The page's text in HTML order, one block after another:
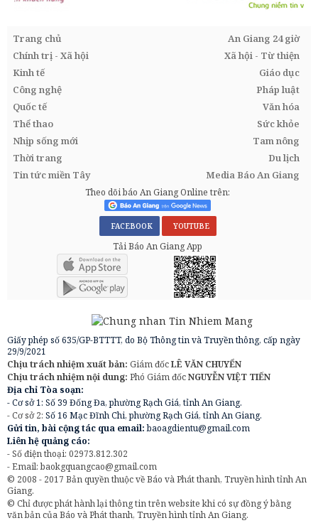
Trang chủ
An Giang 24 giờ
Chính trị - Xã hội
Xã hội - Từ thiện
Kinh tế
Giáo dục
Công nghệ
Pháp luật
Quốc tế
Văn hóa
Thể thao
Sức khỏe
Nhịp sống mới
Tam nông
Thời trang
Du lịch
Tin tức miền Tây
Media Báo An Giang
Theo dõi báo An Giang Online trên:
FACEBOOK YOUTUBE
Tải Báo An Giang App
Giấy phép số 635/GP-BTTTT, do Bộ Thông tin và Truyền thông, cấp ngày
29/9/2021
Chịu trách nhiệm xuất bản: Giám đốcLÊ VĂN CHUYỂN
Chịu trách nhiệm nội dung: Phó Giám đốcNGUYỄN VIỆT TIẾN
Địa chỉ Tòa soạn:
- Cơ sở 1: Số 39 Đống Đa, phường Rạch Giá, tỉnh An Giang.
- Cơ sở 2: Số 16 Mạc Đĩnh Chi, phường Rạch Giá, tỉnh An Giang.
Gửi tin, bài cộng tác qua email:baoagdientu@gmail.com
Liên hệ quảng cáo:
- Số điện thoại: 02973.812.302
- Email:baokgquangcao@gmail.com
© 2008 - 2017 Bản quyền thuộc về Báo và Phát thanh, Truyền hình tỉnh An
Giang.
© Chỉ được phát hành lại thông tin trên website khi có sự đồng ý bằng
văn bản của Báo và Phát thanh, Truyền hình tỉnh An Giang.